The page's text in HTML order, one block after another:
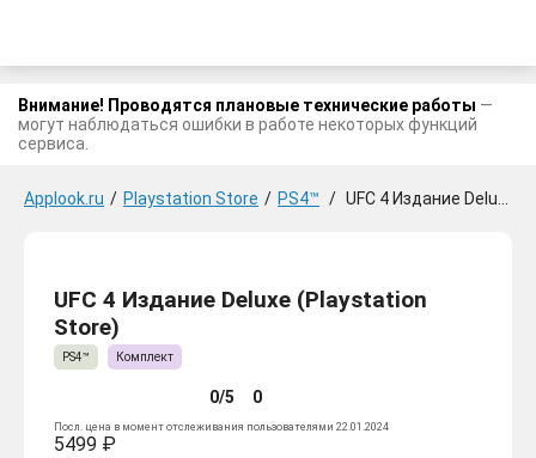
Внимание! Проводятся плановые технические работы —
могут наблюдаться ошибки в работе некоторых функций
сервиса.
Applook.ru / Playstation Store / PS4™ / UFC 4 Издание Deluxe
UFC 4 Издание Deluxe (Playstation
Store)
PS4™ Комплект
0/5 0
Посл. цена в момент отслеживания пользователями 22.01.2024
5499 ₽